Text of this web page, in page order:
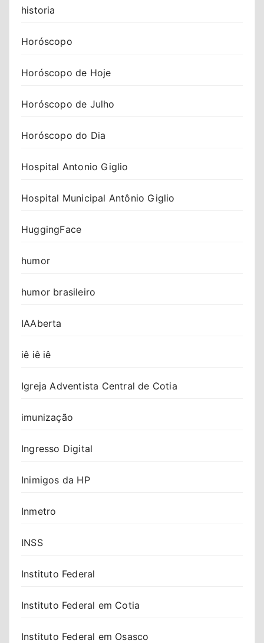
historia
Horóscopo
Horóscopo de Hoje
Horóscopo de Julho
Horóscopo do Dia
Hospital Antonio Giglio
Hospital Municipal Antônio Giglio
HuggingFace
humor
humor brasileiro
IAAberta
iê iê iê
Igreja Adventista Central de Cotia
imunização
Ingresso Digital
Inimigos da HP
Inmetro
INSS
Instituto Federal
Instituto Federal em Cotia
Instituto Federal em Osasco